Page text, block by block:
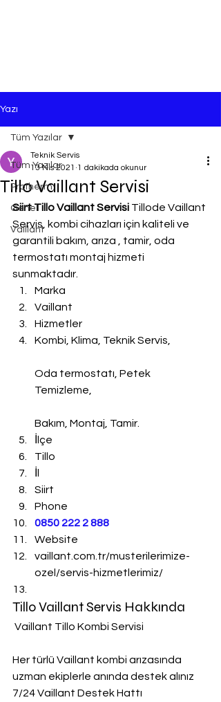
Yazı
Tüm Yazılar
Protherm
Genel
Vaillant
Tüm Yazılar
Tillo Vaillant Servisi
Teknik Servis
13 Nis 2021 1 dakikada okunur
Siirt Tillo Vaillant Servisi Tillode Vaillant
Servis, kombi cihazları için kaliteli ve
garantili bakım, arıza , tamir, oda
termostatı montaj hizmeti
sunmaktadır.
Marka
Vaillant
Hizmetler
Kombi, Klima, Teknik Servis,
Oda termostatı, Petek
Temizleme,
Bakım, Montaj, Tamir.
İlçe
Tillo
Siirt
Phone
0850 222 2 888
Website
vaillant.com.tr/musterilerimize-
ozel/servis-hizmetlerimiz/
Tillo Vaillant Servis Hakkında
Vaillant Tillo Kombi Servisi
Her türlü Vaillant kombi arızasında
uzman ekiplerle anında destek alınız
7/24 Vaillant Destek Hattı